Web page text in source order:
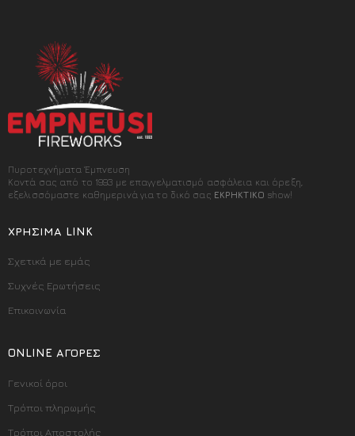
Πυροτεχνήματα Έμπνευση
Κοντά σας από το 1993 με επαγγελματισμό ασφάλεια και όρεξη,
εξελισσόμαστε καθημερινά για το δικό σας ΕΚΡΗΚΤΙΚΟ show!
ΧΡΉΣΙΜΑ LINK
Σχετικά με εμάς
Συχνές Ερωτήσεις
Επικοινωνία
ONLINE ΑΓΟΡΈΣ
Γενικοί όροι
Τρόποι πληρωμής
Τρόποι Αποστολής